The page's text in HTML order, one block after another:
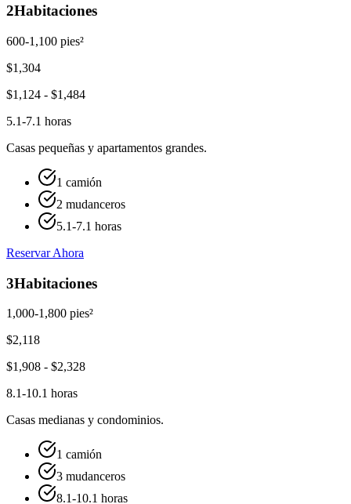
2Habitaciones
600-1,100 pies²
$1,304
$1,124 - $1,484
5.1-7.1 horas
Casas pequeñas y apartamentos grandes.
1 camión
2 mudanceros
5.1-7.1 horas
Reservar Ahora
3Habitaciones
1,000-1,800 pies²
$2,118
$1,908 - $2,328
8.1-10.1 horas
Casas medianas y condominios.
1 camión
3 mudanceros
8.1-10.1 horas